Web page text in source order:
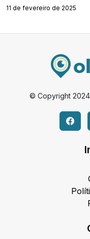
11 de fevereiro de 2025
© Copyright